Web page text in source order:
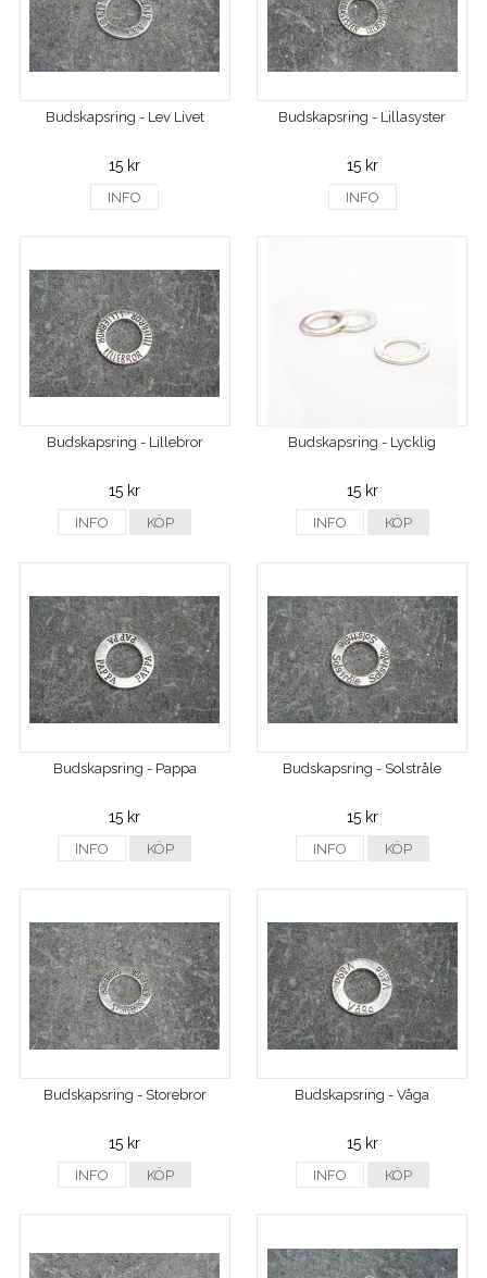
Budskapsring - Lev Livet
15 kr
INFO
Budskapsring - Lillasyster
15 kr
INFO
Budskapsring - Lillebror
15 kr
INFO KÖP
Budskapsring - Lycklig
15 kr
INFO KÖP
Budskapsring - Pappa
15 kr
INFO KÖP
Budskapsring - Solstråle
15 kr
INFO KÖP
Budskapsring - Storebror
15 kr
INFO KÖP
Budskapsring - Våga
15 kr
INFO KÖP